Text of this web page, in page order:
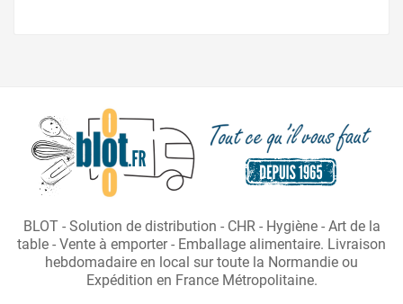
BLOT - Solution de distribution - CHR - Hygiène - Art de la
table - Vente à emporter - Emballage alimentaire. Livraison
hebdomadaire en local sur toute la Normandie ou
Expédition en France Métropolitaine.